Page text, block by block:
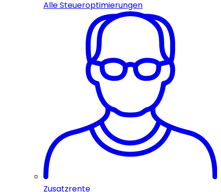
Alle Steueroptimierungen
Zusatzrente